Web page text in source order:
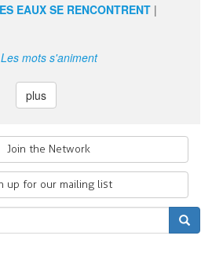
EAUX SE RENCONTRENT |
Les mots s'animent
plus
Join the Network
up for our mailing list